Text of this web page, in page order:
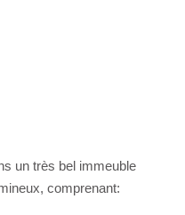
un très bel immeuble
comprenant: